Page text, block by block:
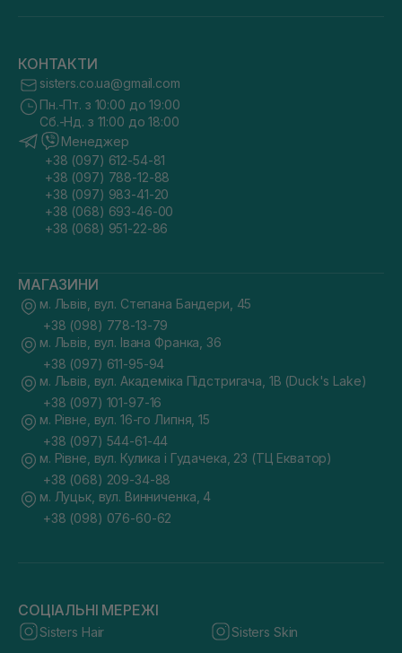
КОНТАКТИ
sisters.co.ua@gmail.com
Пн.-Пт. з 10:00 до 19:00
Сб.-Нд. з 11:00 до 18:00
Менеджер
+38 (097) 612-54-81
+38 (097) 788-12-88
+38 (097) 983-41-20
+38 (068) 693-46-00
+38 (068) 951-22-86
МАГАЗИНИ
м. Львів, вул. Степана Бандери, 45
+38 (098) 778-13-79
м. Львів, вул. Івана Франка, 36
+38 (097) 611-95-94
м. Львів, вул. Академіка Підстригача, 1В (Duck's Lake)
+38 (097) 101-97-16
м. Рівне, вул. 16-го Липня, 15
+38 (097) 544-61-44
м. Рівне, вул. Кулика і Гудачека, 23 (ТЦ Екватор)
+38 (068) 209-34-88
м. Луцьк, вул. Винниченка, 4
+38 (098) 076-60-62
СОЦІАЛЬНІ МЕРЕЖІ
Sisters Hair Sisters Skin